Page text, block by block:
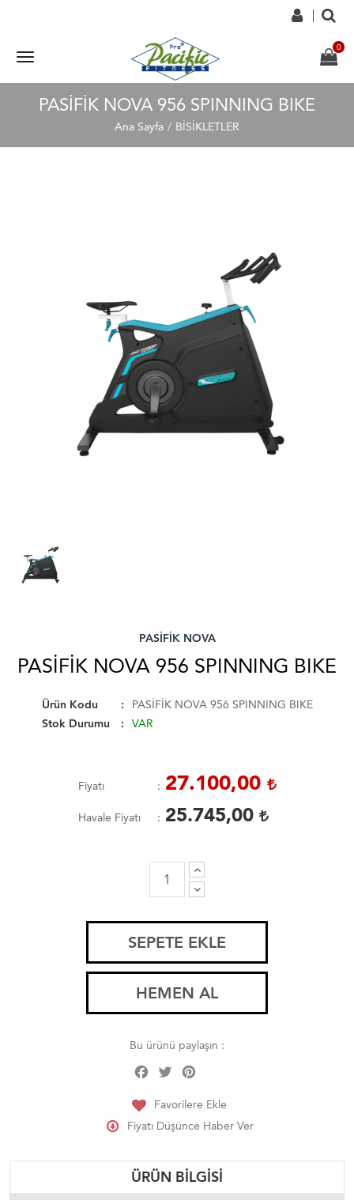
PASİFİK NOVA 956 SPINNING BIKE
Ana Sayfa BİSİKLETLER
PASİFİK NOVA
PASİFİK NOVA 956 SPINNING BIKE
Ürün Kodu
PASİFİK NOVA 956 SPINNING BIKE
Stok Durumu
VAR
Fiyatı 27.100,00
Havale Fiyatı 25.745,00
SEPETE EKLE
HEMEN AL
Bu ürünü paylaşın :
Facebook
Twitter
Favorilere Ekle
Fiyatı Düşünce Haber Ver
ÜRÜN BILGISI